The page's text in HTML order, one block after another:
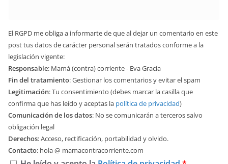
El RGPD me obliga a informarte de que al dejar un comentario en este
post tus datos de carácter personal serán tratados conforme a la
legislación vigente:
Responsable: Mamá (contra) corriente - Eva Gracia
Fin del tratamiento: Gestionar los comentarios y evitar el spam
Legitimación: Tu consentimiento (debes marcar la casilla que
confirma que has leído y aceptas la política de privacidad)
Comunicación de los datos: No se comunicarán a terceros salvo
obligación legal
Derechos: Acceso, rectificación, portabilidad y olvido.
Contacto: hola @ mamacontracorriente.com